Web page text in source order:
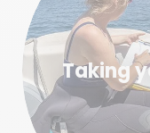
Taking